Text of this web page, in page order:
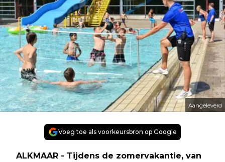
Aangeleverd
Voeg toe als voorkeursbron op Google
ALKMAAR - Tijdens de zomervakantie, van